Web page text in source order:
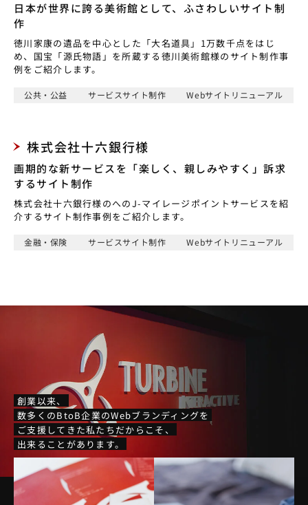
日本が世界に誇る美術館として、ふさわしいサイト制
作
徳川家康の遺品を中心とした「大名道具」1万数千点をはじ
め、国宝「源氏物語」を所蔵する徳川美術館様のサイト制作事
例をご紹介します。
公共・公益 サービスサイト制作 Webサイトリニューアル
株式会社十六銀行様
画期的な新サービスを「楽しく、親しみやすく」訴求
するサイト制作
株式会社十六銀行様のへのJ-マイレージポイントサービスを紹
介するサイト制作事例をご紹介します。
金融・保険 サービスサイト制作 Webサイトリニューアル
創業以来、
数多くのBtoB企業のWebブランディングを
ご支援してきた私たちだからこそ、
出来ることがあります。